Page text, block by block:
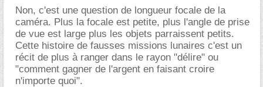
Non, c'est une question de longueur focale de la
caméra. Plus la focale est petite, plus l'angle de prise
de vue est large plus les objets parraissent petits.
Cette histoire de fausses missions lunaires c'est un
récit de plus à ranger dans le rayon "délire" ou
"comment gagner de l'argent en faisant croire
n'importe quoi".